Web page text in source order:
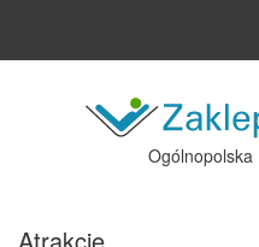
Ogólnopolska